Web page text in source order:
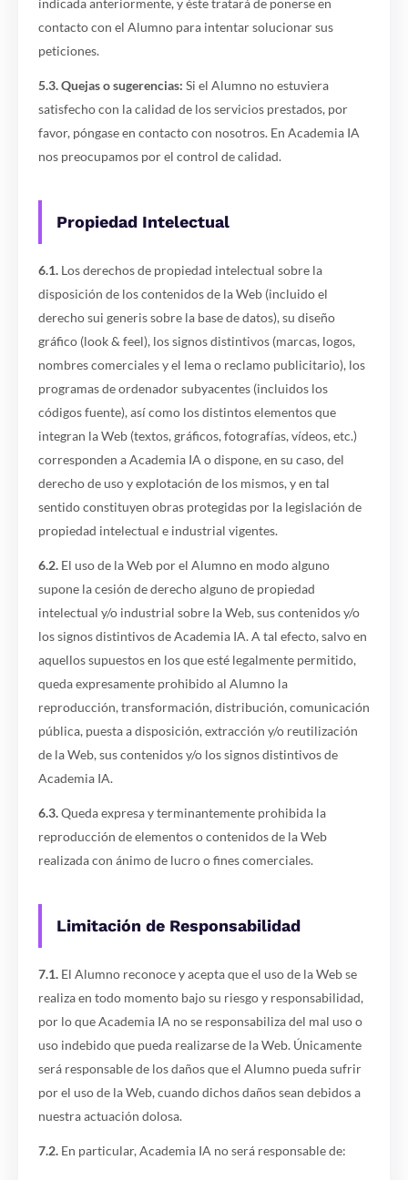
contacto con el Alumno para intentar solucionar sus
peticiones.
5.3. Quejas o sugerencias: Si el Alumno no estuviera
satisfecho con la calidad de los servicios prestados, por
favor, póngase en contacto con nosotros. En Academia IA
nos preocupamos por el control de calidad.
Propiedad Intelectual
6.1. Los derechos de propiedad intelectual sobre la
disposición de los contenidos de la Web (incluido el
derecho sui generis sobre la base de datos), su diseño
gráfico (look & feel), los signos distintivos (marcas, logos,
nombres comerciales y el lema o reclamo publicitario), los
programas de ordenador subyacentes (incluidos los
códigos fuente), así como los distintos elementos que
integran la Web (textos, gráficos, fotografías, vídeos, etc.)
corresponden a Academia IA o dispone, en su caso, del
derecho de uso y explotación de los mismos, y en tal
sentido constituyen obras protegidas por la legislación de
propiedad intelectual e industrial vigentes.
6.2. El uso de la Web por el Alumno en modo alguno
supone la cesión de derecho alguno de propiedad
intelectual y/o industrial sobre la Web, sus contenidos y/o
los signos distintivos de Academia IA. A tal efecto, salvo en
aquellos supuestos en los que esté legalmente permitido,
queda expresamente prohibido al Alumno la
reproducción, transformación, distribución, comunicación
pública, puesta a disposición, extracción y/o reutilización
de la Web, sus contenidos y/o los signos distintivos de
Academia IA.
6.3.Queda expresa y terminantemente prohibida la
reproducción de elementos o contenidos de la Web
realizada con ánimo de lucro o fines comerciales.
Limitación de Responsabilidad
7.1. El Alumno reconoce y acepta que el uso de la Web se
realiza en todo momento bajo su riesgo y responsabilidad,
por lo que Academia IA no se responsabiliza del mal uso o
uso indebido que pueda realizarse de la Web. Únicamente
será responsable de los daños que el Alumno pueda sufrir
por el uso de la Web, cuando dichos daños sean debidos a
nuestra actuación dolosa.
7.2. En particular, Academia IA no será responsable de: